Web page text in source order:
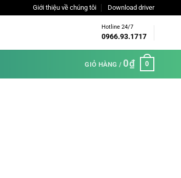
Giới thiệu về chúng tôi Download driver
Hotline 24/7
0966.93.1717
GIỎ HÀNG / 0₫ 0